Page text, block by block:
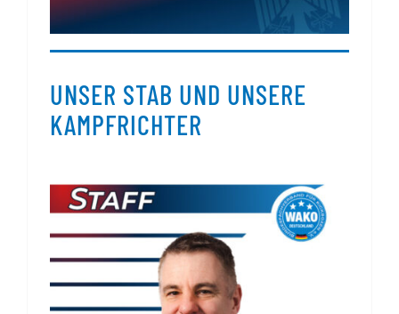
UNSER STAB UND UNSERE
KAMPFRICHTER